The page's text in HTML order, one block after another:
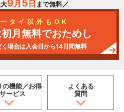
9月 5 日 まで無料／
タイ以外もOK
月無料でおためし
場合は入会日から14日間無料
の機能／お得
ービス
よくある
質問